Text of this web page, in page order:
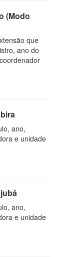
(Modo
que
ano do
ano,
e unidade
ano,
e unidade